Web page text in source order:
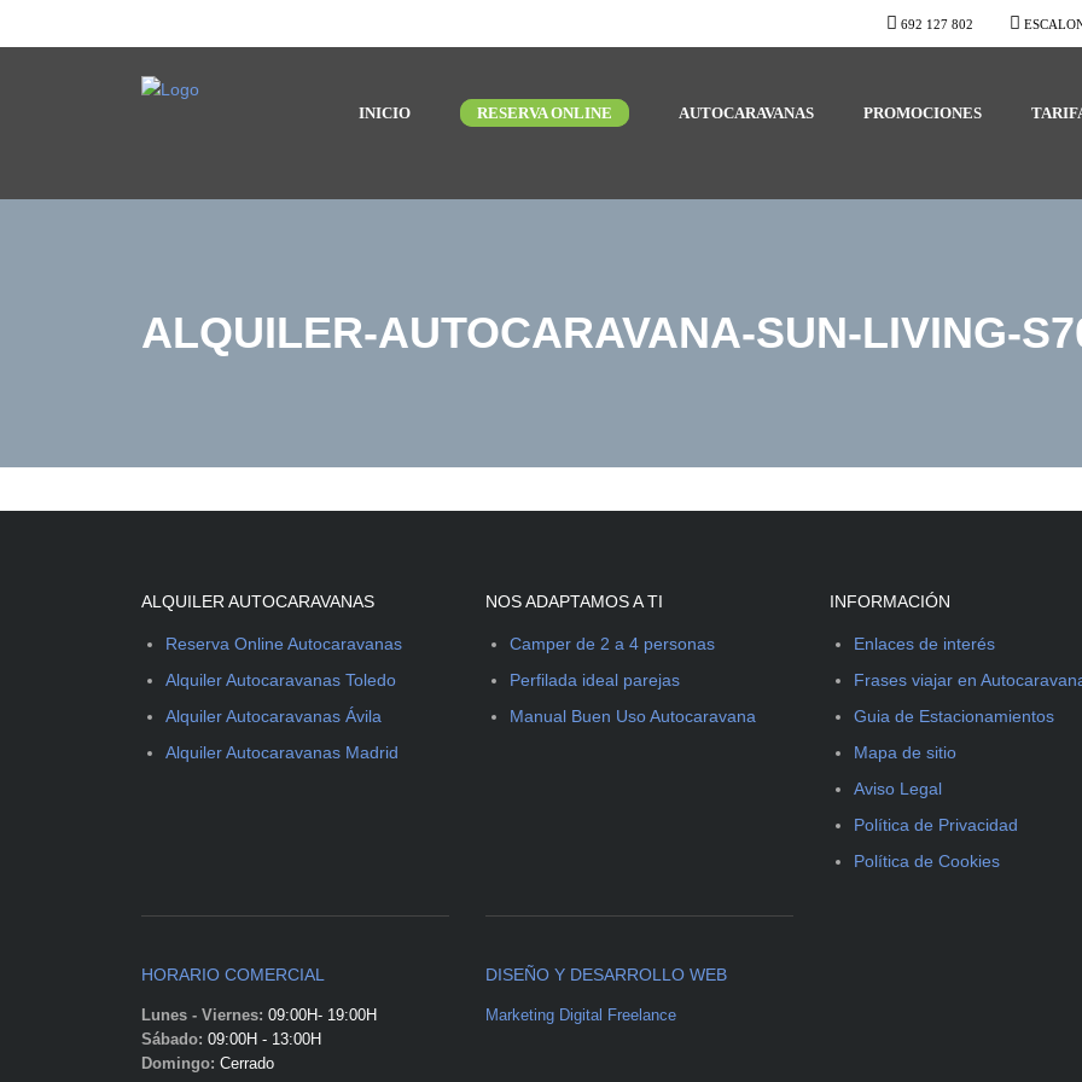
692 127 802
INICIO RESERVA ONLINE AUTOCARAVANAS PROMOCIONES
ALQUILER-AUTOCARAVANA-SUN-LIVING-
ALQUILER AUTOCARAVANAS
Reserva Online Autocaravanas
Alquiler Autocaravanas Toledo
Alquiler Autocaravanas Ávila
Alquiler Autocaravanas Madrid
NOS ADAPTAMOS A TI
Camper de 2 a 4 personas
Perfilada ideal parejas
Manual Buen Uso Autocaravana
INFORMACIÓN
Enlaces de interés
Frases viajar en
Guia de Estacionamientos
Mapa de sitio
Aviso Legal
Política de Privacidad
Política de Cookies
HORARIO COMERCIAL
Lunes - Viernes: 09:00H- 19:00H
Sábado: 09:00H - 13:00H
Domingo: Cerrado
DISEÑO Y DESARROLLO WEB
Marketing Digital Freelance